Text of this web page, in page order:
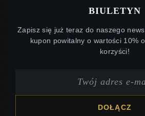
BIULETYN
Zapisz się już teraz do naszego
kupon powitalny o wartości 10%
korzyści!
DOŁĄCZ